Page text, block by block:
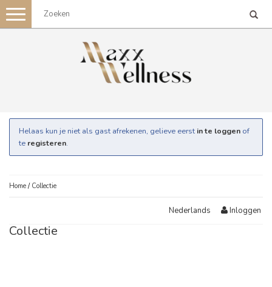
Toggle
navigation
Helaas kun je niet als gast afrekenen, gelieve eerst in te loggen of
te registeren.
Home / Collectie
Nederlands Inloggen
Collectie